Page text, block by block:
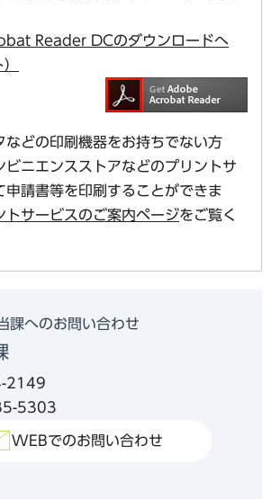
Reader DCのダウンロードへ
などの印刷機器をお持ちでない方
ビニエンスストアなどのプリントサ
申請書等を印刷することができま
トサービスのご案内ページをご覧く
課へのお問い合わせ
2149
5303
WEBでのお問い合わせ